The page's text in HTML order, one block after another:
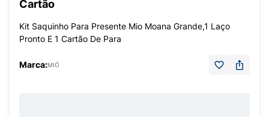
Cartão
Kit Saquinho Para Presente Mio Moana Grande,1 Laço
Pronto E 1 Cartão De Para
Marca:MIÓ